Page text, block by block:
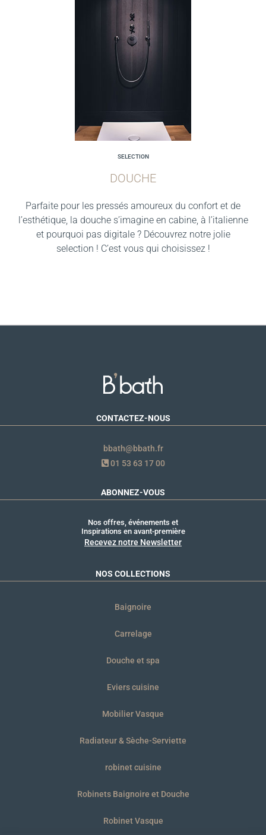
SELECTION
DOUCHE
Parfaite pour les pressés amoureux du confort et de
l’esthétique, la douche s’imagine en cabine, à l’italienne
et pourquoi pas digitale ? Découvrez notre jolie
selection ! C’est vous qui choisissez !
CONTACTEZ-NOUS
bbath@bbath.fr
01 53 63 17 00
ABONNEZ-VOUS
Nos offres, événements et
Inspirations en avant-première
Recevez notre Newsletter
NOS COLLECTIONS
Baignoire
Carrelage
Douche et spa
Eviers cuisine
Mobilier Vasque
Radiateur & Sèche-Serviette
robinet cuisine
Robinets Baignoire et Douche
Robinet Vasque